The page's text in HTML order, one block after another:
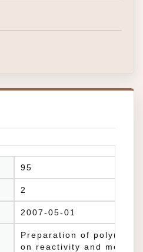
95
2
2007-05-01
Preparation of
on reactivity and